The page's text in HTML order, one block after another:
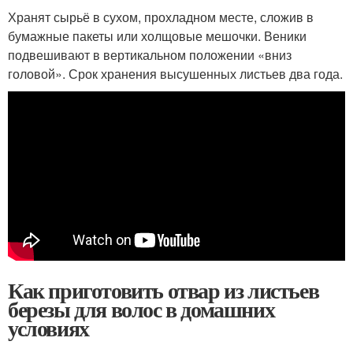
Хранят сырьё в сухом, прохладном месте, сложив в
бумажные пакеты или холщовые мешочки. Веники
подвешивают в вертикальном положении «вниз
головой». Срок хранения высушенных листьев два года.
Как приготовить отвар из листьев
березы для волос в домашних
условиях